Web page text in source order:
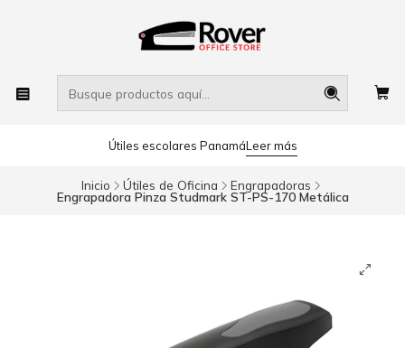
Útiles escolares PanamáLeer más
Inicio Útiles de Oficina Engrapadoras
Engrapadora Pinza Studmark ST-PS-170 Metálica